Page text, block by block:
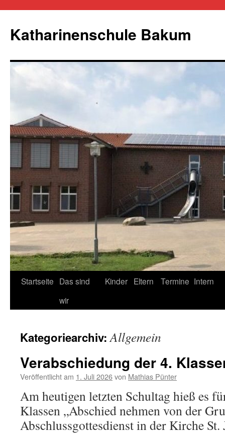
springen
Katharinenschule Bakum
Startseite Das sind
wir
Kinder Eltern Termine Intern
Kategoriearchiv:Allgemein
Verabschiedung der 4.
Veröffentlicht am 1. Juli 2026von Mathias Pünter
Am heutigen letzten Schultag hieß es
Klassen „Abschied nehmen von der
Abschlussgottesdienst in der Kirche St.